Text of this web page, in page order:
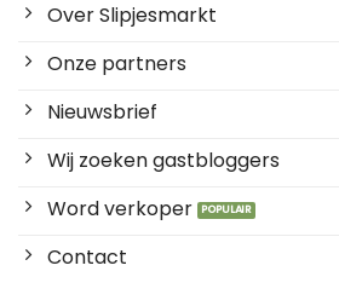
Over Slipjesmarkt
Onze partners
Nieuwsbrief
Wij zoeken gastbloggers
Word verkoper
Contact